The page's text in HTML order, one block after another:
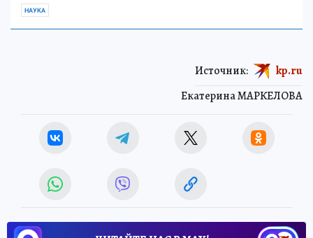
НАУКА
Екатерина МАРКЕЛОВА
Источник: kp.ru